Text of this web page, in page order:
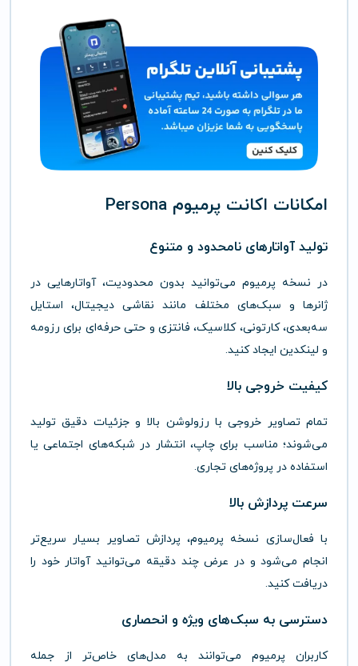
امکانات اکانت پرمیوم Persona
تولید آواتارهای نامحدود و متنوع
در نسخه پرمیوم می‌توانید بدون محدودیت،آواتارهایی در
ژانرها و سبک‌های مختلف مانند نقاشی دیجیتال، استایل
سه‌بعدی،کارتونی،کلاسیک، فانتزی و حتیحرفه‌ای برای رزومه
و لینکدین ایجادکنید.
کیفیت خروجی بالا
تمامتصاویر خروجی با رزولوشن بالا وجزئیات دقیق تولید
می‌شوند؛ مناسب برایچاپ، انتشار در شبکه‌های اجتماعی یا
استفاده در پروژه‌های تجاری.
سرعت پردازش بالا
با فعال‌سازی نسخه پرمیوم، پردازشتصاویر بسیار سریع‌تر
انجام می‌شود ودر عرضچنددقیقه می‌توانیدآواتارخود را
دریافتکنید.
دسترسی به سبک‌های ویژه و انحصاری
کاربران پرمیوم می‌توانند به مدل‌های خاص‌تر از جمله